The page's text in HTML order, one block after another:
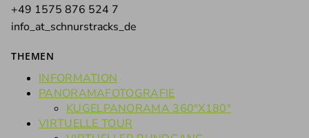
+49 1575 876 524 7
info_at_schnurstracks_de
THEMEN
INFORMATION
PANORAMAFOTOGRAFIE
KUGELPANORAMA 360°X180°
VIRTUELLE TOUR